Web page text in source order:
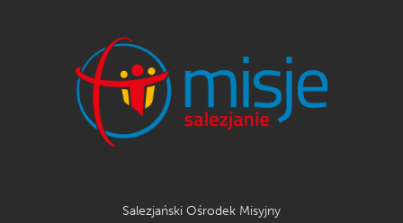
Salezjański Ośrodek Misyjny